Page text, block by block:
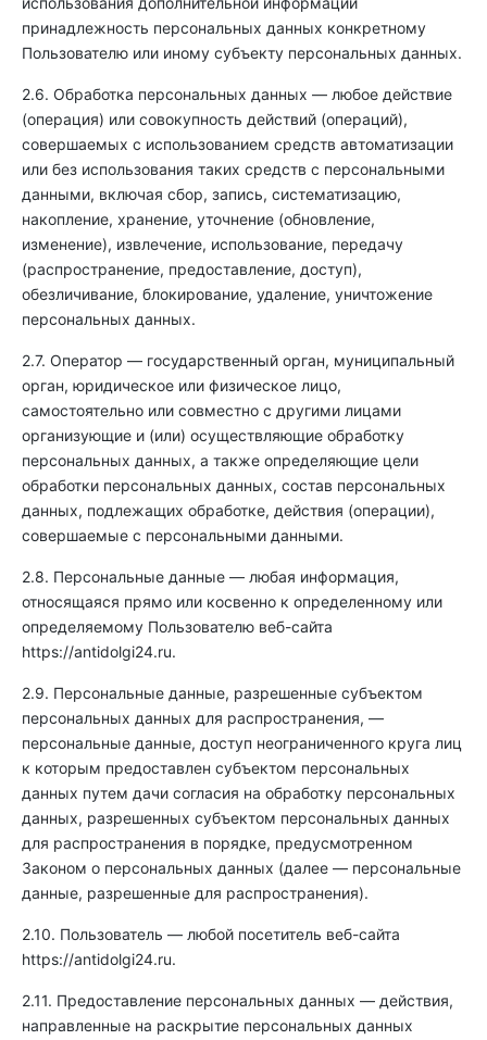
принадлежность персональных данных конкретному
Пользователю или иному субъекту персональных данных.
2.6. Обработка персональных данных — любое действие
(операция) или совокупность действий (операций),
совершаемых с использованием средств автоматизации
или без использования таких средств с персональными
данными, включая сбор, запись, систематизацию,
накопление, хранение, уточнение (обновление,
изменение), извлечение, использование, передачу
(распространение, предоставление, доступ),
обезличивание, блокирование, удаление, уничтожение
персональных данных.
2.7. Оператор — государственный орган, муниципальный
орган, юридическое или физическое лицо,
самостоятельно или совместно с другими лицами
организующие и (или) осуществляющие обработку
персональных данных, а также определяющие цели
обработки персональных данных, состав персональных
данных, подлежащих обработке, действия (операции),
совершаемые с персональными данными.
2.8. Персональные данные — любая информация,
относящаяся прямо или косвенно к определенному или
определяемому Пользователю веб-сайта
https://antidolgi24.ru.
2.9. Персональные данные, разрешенные субъектом
персональных данных для распространения, —
персональные данные, доступ неограниченного круга лиц
к которым предоставлен субъектом персональных
данных путем дачи согласия на обработку персональных
данных, разрешенных субъектом персональных данных
для распространения в порядке, предусмотренном
Законом о персональных данных (далее — персональные
данные, разрешенные для распространения).
2.10. Пользователь — любой посетитель веб-сайта
https://antidolgi24.ru.
2.11. Предоставление персональных данных — действия,
направленные на раскрытие персональных данных